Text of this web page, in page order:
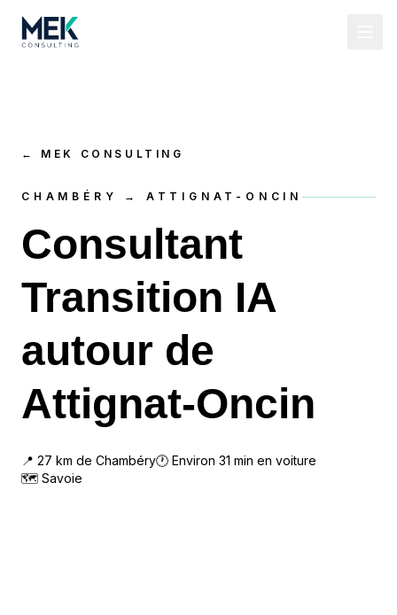
← MEK CONSULTING
CHAMBÉRY → ATTIGNAT-ONCIN
Consultant
Transition IA
autour de
Attignat-Oncin
📍 27 km de Chambéry🕐 Environ 31 min en voiture
🗺 Savoie